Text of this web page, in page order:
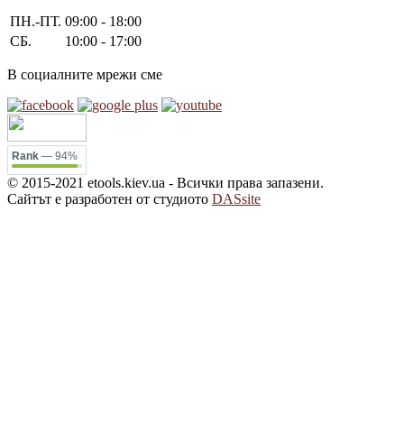
ПН.-ПТ. 09:00 - 18:00
СБ.
10:00 - 17:00
В социалните мрежи сме
Rank — 94%
© 2015-2021 etools.kiev.ua - Всички права запазени.
Сайтът е разработен от студиото DASsite